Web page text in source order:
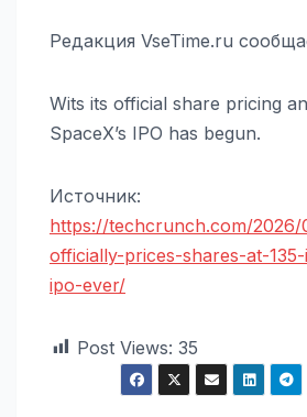
Редакция VseTime.ru
Wits its official share pricing
SpaceX’s IPO has begun.
Источник:
https://techcrunch.com/2026/
officially-prices-shares-at-
ipo-ever/
Post Views: 35